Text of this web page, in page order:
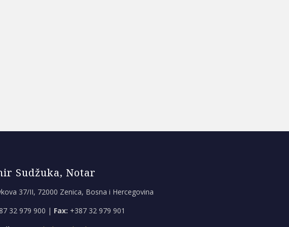
Sudžuka, Notar
37/II, 72000 Zenica, Bosna i Hercegovina
32 979 900 | Fax: +387 32 979 901